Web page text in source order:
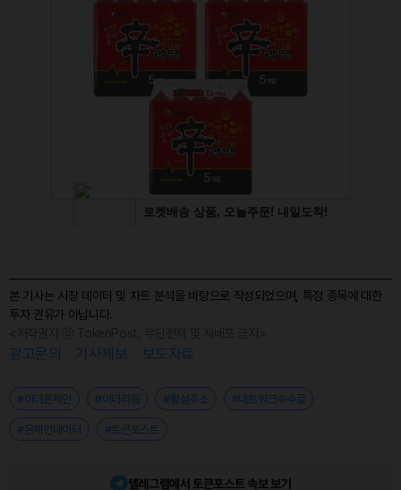
본 기사는 시장 데이터 및 차트 분석을 바탕으로 작성되었으며, 특정 종목에 대한
투자 권유가 아닙니다.
광고문의 기사제보 보도자료
#이더온체인 #이더리움 #활성주소 #네트워크수수료
#온체인데이터 #토큰포스트
텔레그램에서 토큰포스트 속보 보기